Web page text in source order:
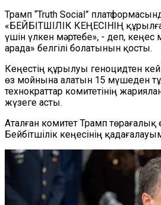
Трамп “Truth Social”
«БЕЙБІТШІЛІК КЕҢЕСІНІҢ
үшін үлкен мәртебе», - деп,
арада» белгілі болатынын қосты.
Кеңестің құрылуы геноцидтен
өз мойнына алатын 15 мүшеден
технократтар комитетінің
жүзеге асты.
Аталған комитет Трамп төрағалық
Бейбітшілік кеңесінің